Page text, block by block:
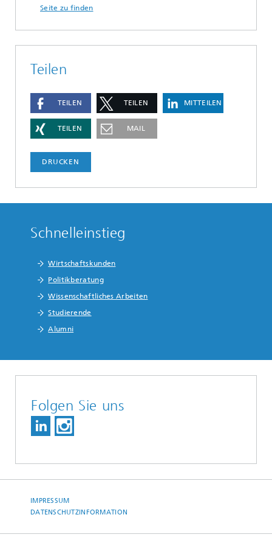
Seite zu finden
Teilen
TEILEN TEILEN MITTEILEN
TEILEN MAIL
DRUCKEN
Schnelleinstieg
Wirtschaftskunden
Politikberatung
Wissenschaftliches Arbeiten
Studierende
Alumni
Folgen Sie uns
IMPRESSUM
DATENSCHUTZINFORMATION